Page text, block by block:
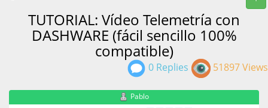
TUTORIAL: Vídeo Telemetría con
DASHWARE (fácil sencillo 100%
compatible)
0 Replies 51897 Views
Pablo